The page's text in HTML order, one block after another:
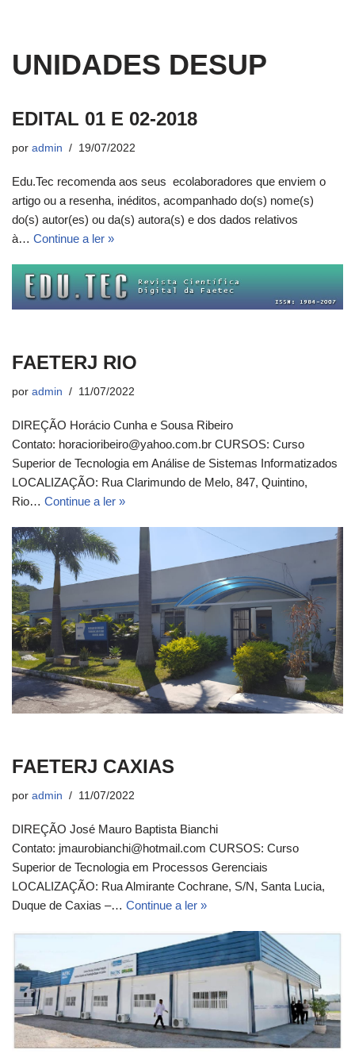
UNIDADES DESUP
EDITAL 01 E 02-2018
por admin 19/07/2022
Edu.Tec recomenda aos seus ecolaboradores que enviem o
artigo ou a resenha, inéditos, acompanhado do(s) nome(s)
do(s) autor(es) ou da(s) autora(s) e dos dados relativos
à… Continue a ler »
FAETERJ RIO
por admin 11/07/2022
DIREÇÃO Horácio Cunha e Sousa Ribeiro
Contato: horacioribeiro@yahoo.com.br CURSOS: Curso
Superior de Tecnologia em Análise de Sistemas Informatizados
LOCALIZAÇÃO: Rua Clarimundo de Melo, 847, Quintino,
Rio… Continue a ler »
FAETERJ CAXIAS
por admin 11/07/2022
DIREÇÃO José Mauro Baptista Bianchi
Contato: jmaurobianchi@hotmail.com CURSOS: Curso
Superior de Tecnologia em Processos Gerenciais
LOCALIZAÇÃO: Rua Almirante Cochrane, S/N, Santa Lucia,
Duque de Caxias –… Continue a ler »